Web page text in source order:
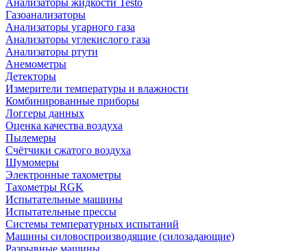
Анализаторы жидкости Testo
Газоанализаторы
Анализаторы угарного газа
Анализаторы углекислого газа
Анализаторы ртути
Анемометры
Детекторы
Измерители температуры и влажности
Комбинированные приборы
Логгеры данных
Оценка качества воздуха
Пылемеры
Счётчики сжатого воздуха
Шумомеры
Электронные тахометры
Тахометры RGK
Испытательные машины
Испытательные прессы
Системы температурных испытаний
Машины силовоспроизводящие (силозадающие)
Разрывные машины